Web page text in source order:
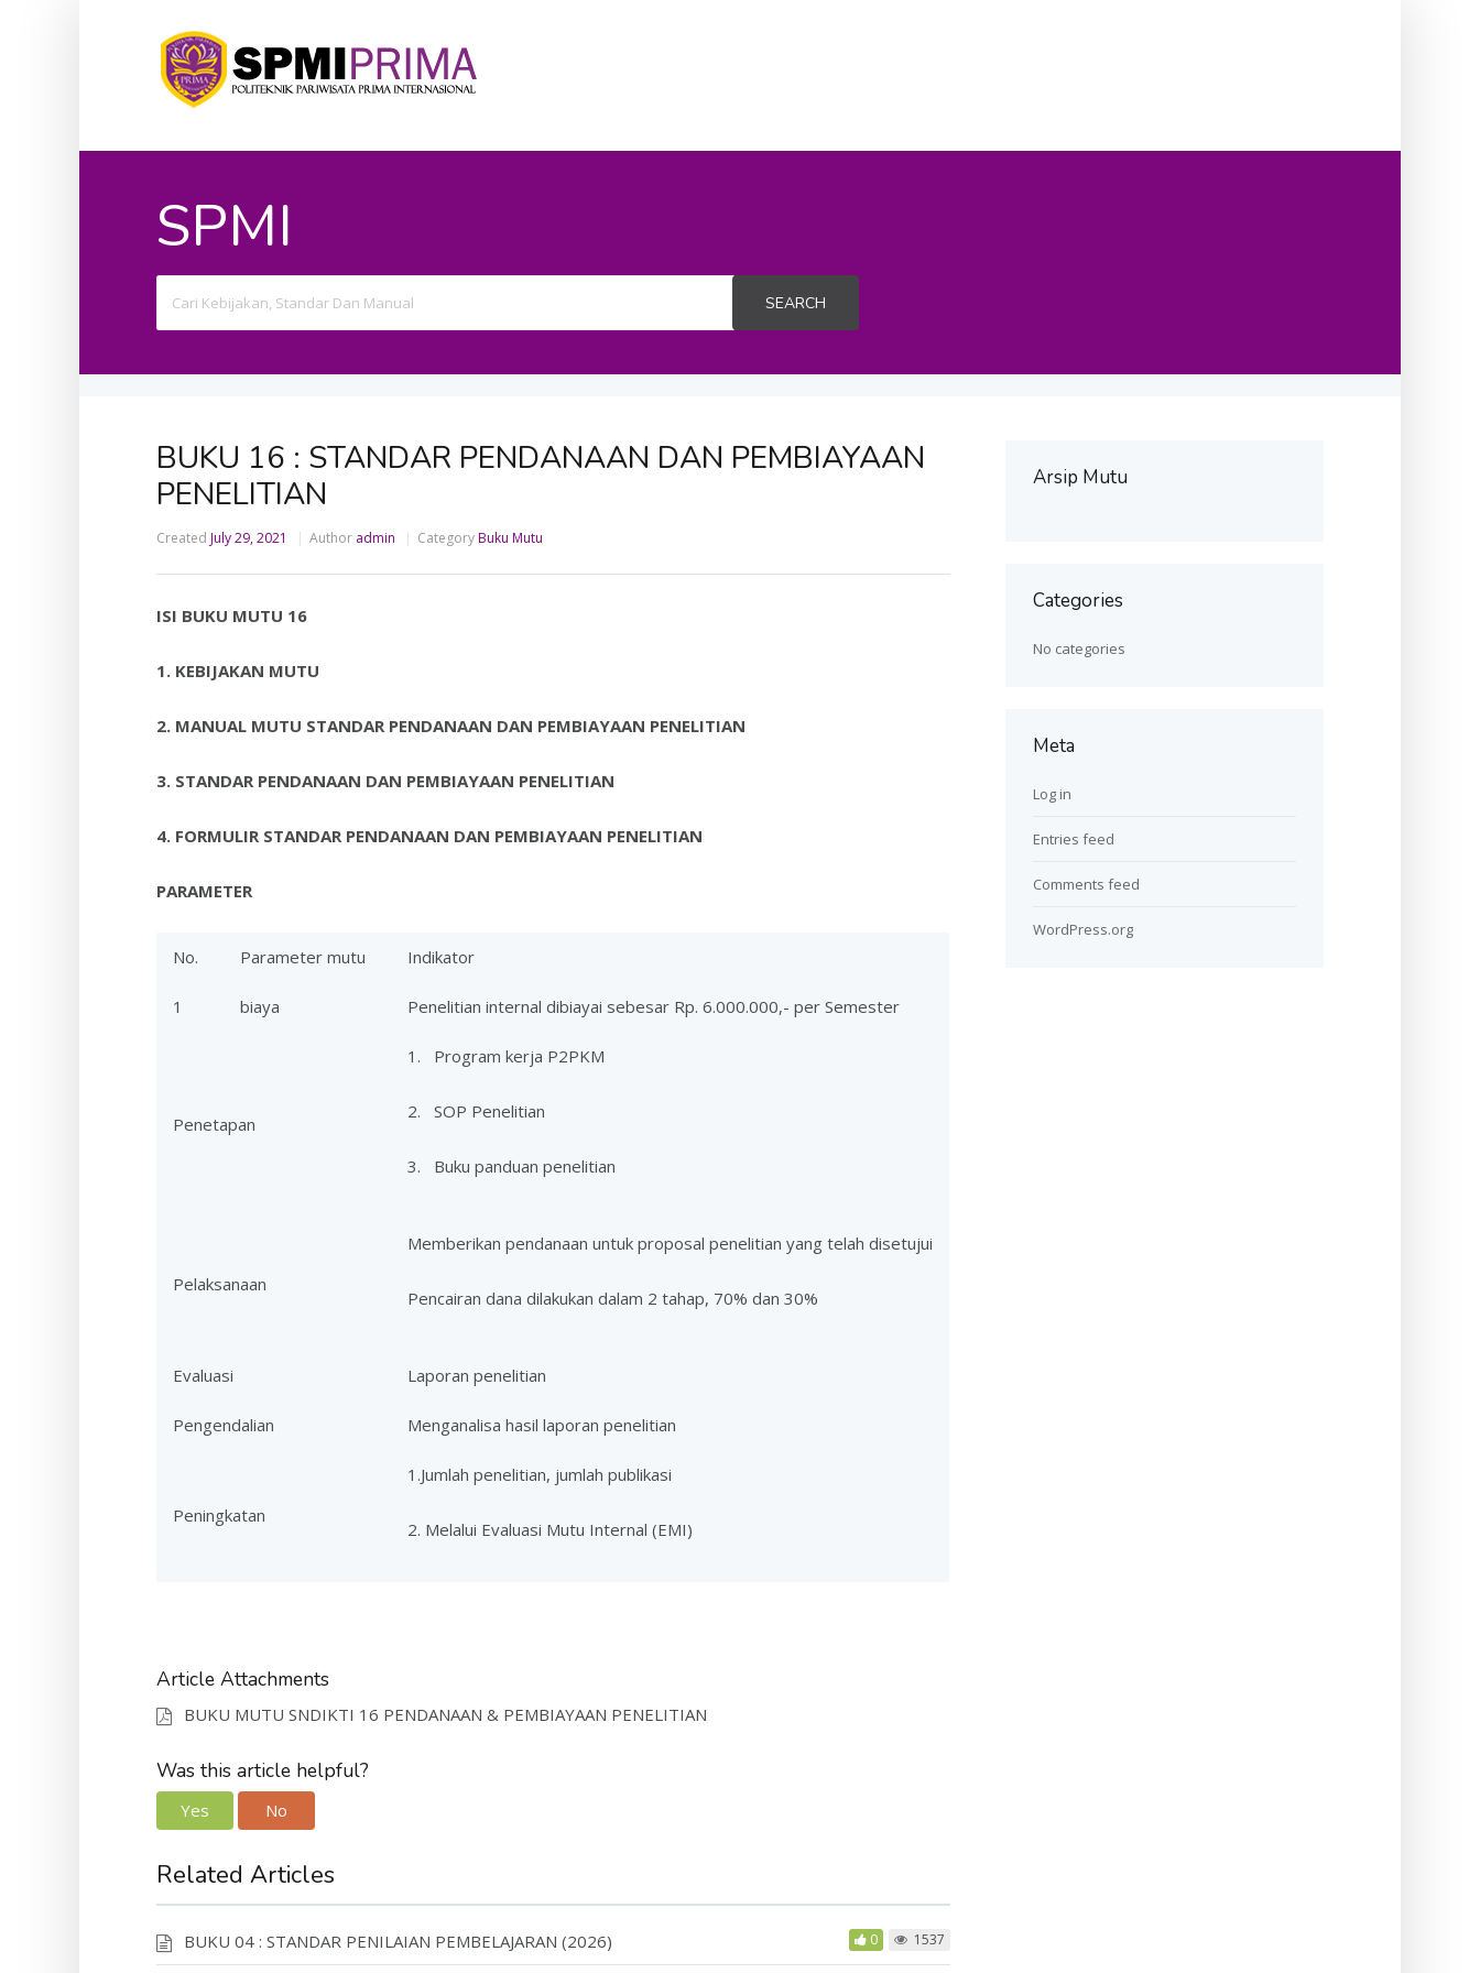
SPMI
For
SEARCH
BUKU 16 : STANDAR PENDANAAN DAN PEMBIAYAAN
PENELITIAN
Created July 29, 2021 Author admin CategoryBuku Mutu
ISI BUKU MUTU 16
1. KEBIJAKAN MUTU
2. MANUAL MUTU STANDAR PENDANAAN DAN PEMBIAYAAN PENELITIAN
3. STANDAR PENDANAAN DAN PEMBIAYAAN PENELITIAN
4. FORMULIR STANDAR PENDANAAN DAN PEMBIAYAAN PENELITIAN
PARAMETER
No. Parameter mutu Indikator
1 biaya Penelitian internal dibiayai sebesar Rp. 6.000.000,- per Semester
Penetapan
1. Program kerja P2PKM
2. SOP Penelitian
3. Buku panduan penelitian
Pelaksanaan
Memberikan pendanaan untuk proposal penelitian yang telah disetujui
Pencairan dana dilakukan dalam 2 tahap, 70% dan 30%
Evaluasi Laporan penelitian
Pengendalian Menganalisa hasil laporan penelitian
Peningkatan
1.Jumlah penelitian, jumlah publikasi
2. Melalui Evaluasi Mutu Internal (EMI)
Article Attachments
BUKU MUTU SNDIKTI 16 PENDANAAN & PEMBIAYAAN PENELITIAN
Was this article helpful?
Yes No
Related Articles
BUKU 04 : STANDAR PENILAIAN PEMBELAJARAN (2026) 0 1537
Arsip Mutu
Categories
No categories
Meta
Log in
Entries feed
Comments feed
WordPress.org